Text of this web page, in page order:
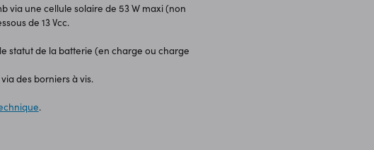
via une cellule solaire de 53 W maxi (non
de 13 Vcc.
statut de la batterie (en charge ou charge
des borniers à vis.
.